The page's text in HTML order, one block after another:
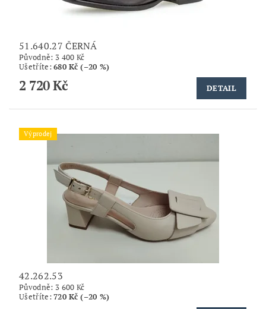
51.640.27 ČERNÁ
Původně: 3 400 Kč
Ušetříte:680 Kč (–20 %)
2 720 Kč DETAIL
Výprodej
42.262.53
Původně: 3 600 Kč
Ušetříte:720 Kč (–20 %)